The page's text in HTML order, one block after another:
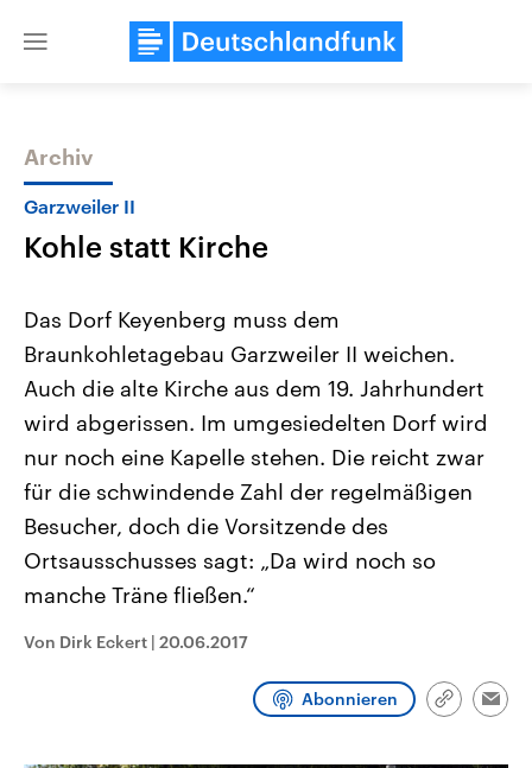
Close
Themen
Landtagswahl Sachsen-Anhalt
2026
Alle Informationen
Sachsen-Anhalt wählt am 6.
September 2026 einen neuen
Bundesland von einer Koalition aus
Umfragen, Prognosen,
Wahlprogramme, aktuelle Berichte
und Hintergründe zu den Parteien
Wahl.
USA
Aktuelle Beiträge,
Hintergründe
Wirtschaftlich und
gehören die Vereinigten
den mächtigsten Ländern
mit großem Einfluss auf
Sendungen Programm
Archiv
Garzweiler II
Kohle statt Kirche
Das Dorf Keyenberg muss dem
Braunkohletagebau Garzweiler II weichen.
Auch die alte Kirche aus dem 19. Jahrhundert
wird abgerissen. Im umgesiedelten Dorf wird
nur noch eine Kapelle stehen. Die reicht zwar
für die schwindende Zahl der regelmäßigen
Besucher, doch die Vorsitzende des
Ortsausschusses sagt: „Da wird noch so
manche Träne fließen.“
Von Dirk Eckert | 20.06.2017
Abonnieren
Link